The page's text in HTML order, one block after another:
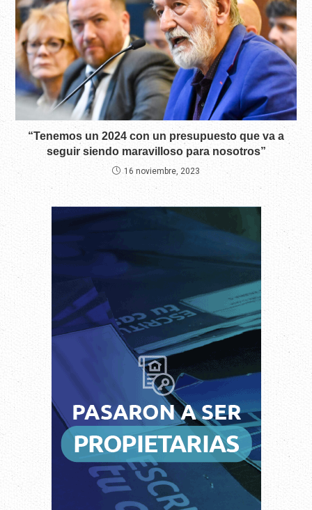
“Tenemos un 2024 con un presupuesto que va a
seguir siendo maravilloso para nosotros”
16 noviembre, 2023